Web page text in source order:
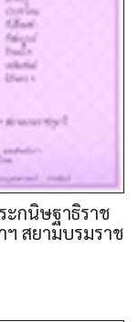
กนิษฐาธิราช
ฯ สยามบรมราช